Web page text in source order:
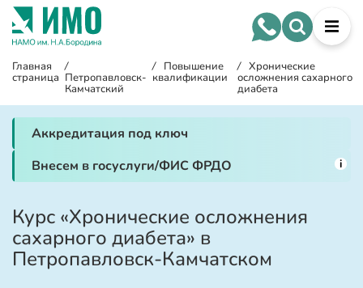
Главная
страница
/
Петропавловск-
Камчатский
/ Повышение
квалификации
/ Хронические
осложнения сахарного
диабета
Аккредитация под ключ
Внесем в госуслуги/ФИС ФРДО
i
Курс «Хронические осложнения
сахарного диабета» в
Петропавловск-Камчатском